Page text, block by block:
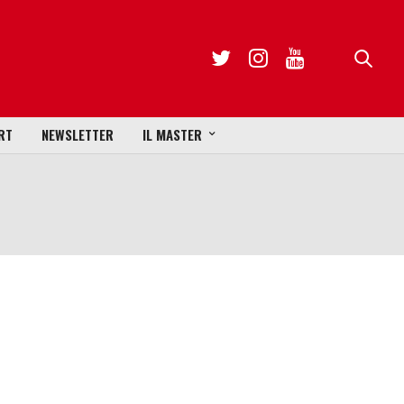
NEWSLETTER IL MASTER